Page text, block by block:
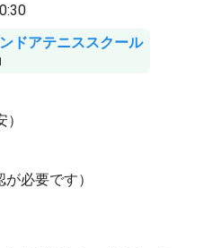
ドアテニススクール
必要です）